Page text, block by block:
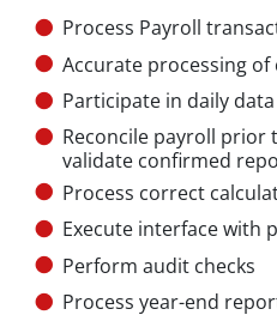
Process Payroll
Accurate processing of
Participate in daily
Reconcile payroll prior
validate confirmed
Process correct
Execute interface with
Perform audit checks
Process year-end